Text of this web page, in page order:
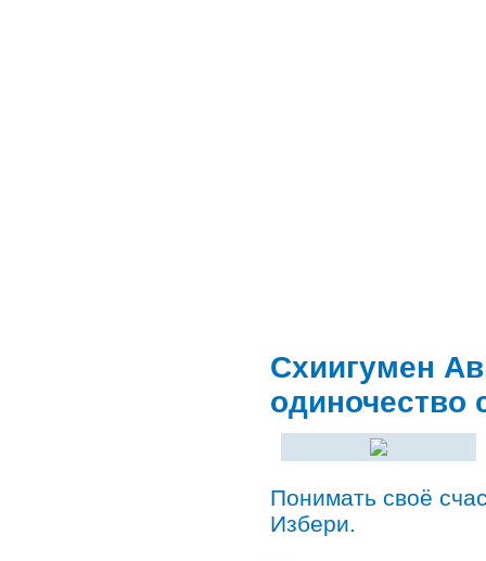
Схиигумен
одиночество
Понимать своё
Избери.